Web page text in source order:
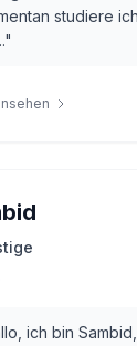
studiere
"
ich bin